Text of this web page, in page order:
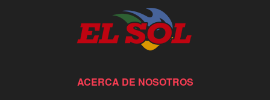
ACERCA DE NOSOTROS